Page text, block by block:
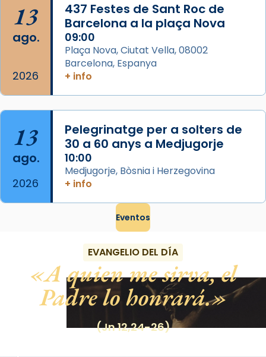
View on Facebook · Share
13
ago.
2026
437 Festes de Sant Roc de
Barcelona a la plaça Nova
09:00
Plaça Nova, Ciutat Vella, 08002
Barcelona, Espanya
+ info
13
ago.
2026
Pelegrinatge per a solters de
30 a 60 anys a Medjugorje
10:00
Medjugorje, Bòsnia i Herzegovina
+ info
Eventos
EVANGELIO DEL DÍA
A quien me sirva, el
Padre lo honrará.
(Jn 12,24-26)